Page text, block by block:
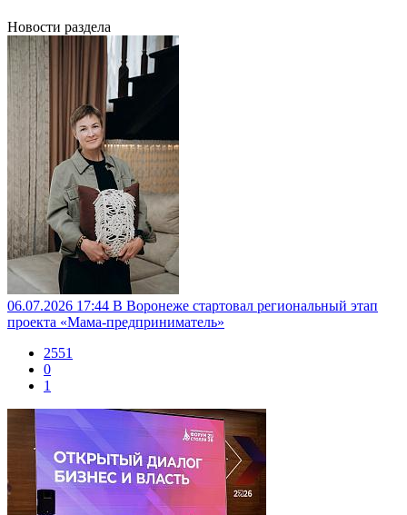
Новости раздела
06.07.2026 17:44 В Воронеже стартовал региональный этап
проекта «Мама-предприниматель»
2551
0
1